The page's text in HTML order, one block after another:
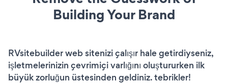
Building Your Brand
RVsitebuilder web sitenizi çalışır hale getirdiyseniz,
işletmelerinizin çevrimiçi varlığını oluştururken ilk
büyük zorluğun üstesinden geldiniz. tebrikler!